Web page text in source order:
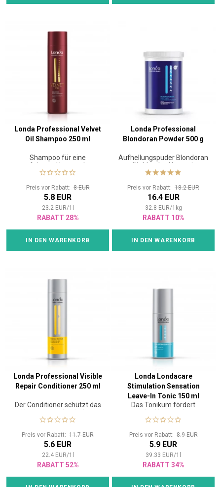
Londa Professional Velvet
Oil Shampoo 250 ml
Shampoo für eine
verfeinerte Haarstruktur
Preis vor Rabatt:8 EUR
5.8 EUR
23.2 EUR/1
RABATT 28%
IN DEN WARENKORB
Londa Professional
Blondoran Powder 500 g
Aufhellungspuder Blondoran
für blondes Haar mit
HydroProtect-Technologie
Preis vor Rabatt: 18.2 EUR
16.4 EUR
32.8 EUR/1 kg
RABATT 10%
IN DEN WARENKORB
Londa Professional Visible
Repair Conditioner 250 ml
Der Conditioner schützt das
Haar vor mechanischen
Schäden.
Preis vor Rabatt: 11.7 EUR
5.6 EUR
22.4 EUR/1
RABATT 52%
Londa Londacare
Stimulation Sensation
Leave-In Tonic 150 ml
Das Tonikum fördert
gesundes Haarwachstum.
Preis vor Rabatt:8.9 EUR
5.9 EUR
39.33 EUR/1
RABATT 34%